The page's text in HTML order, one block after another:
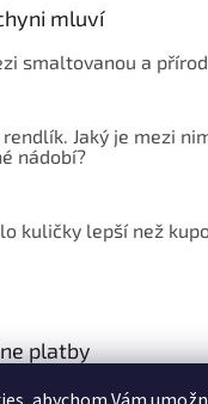
mluví
smaltovanou a
Jaký je mezi
nádobí?
kuličky lepší než
platby